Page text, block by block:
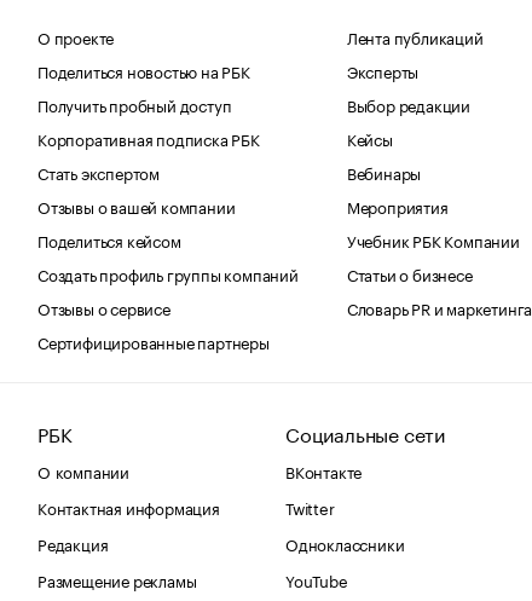
О проекте
Поделиться новостью на РБК
Получить пробный доступ
Корпоративная подписка РБК
Стать экспертом
Отзывы о вашей компании
Поделиться кейсом
Создать профиль группы компаний
Отзывы о сервисе
Сертифицированные партнеры
Лента публикаций
Эксперты
Выбор редакции
Кейсы
Вебинары
Мероприятия
Учебник РБК Компании
Статьи о бизнесе
Словарь PR и маркетинга
РБК
О компании
Контактная информация
Редакция
Размещение рекламы
Социальные сети
ВКонтакте
Twitter
Одноклассники
YouTube